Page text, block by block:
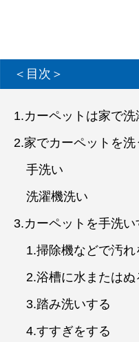
＜目次＞
1.カーペットは家で洗
2.家でカーペットを洗
手洗い
洗濯機洗い
3.カーペットを手洗
1.掃除機などで汚れ
2.浴槽に水またはぬ
3.踏み洗いする
4.すすぎをする